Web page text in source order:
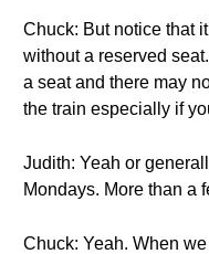
Chuck: But notice that
without a reserved
a seat and there may
the train especially if
Judith: Yeah or
Mondays. More than a
Chuck: Yeah. When